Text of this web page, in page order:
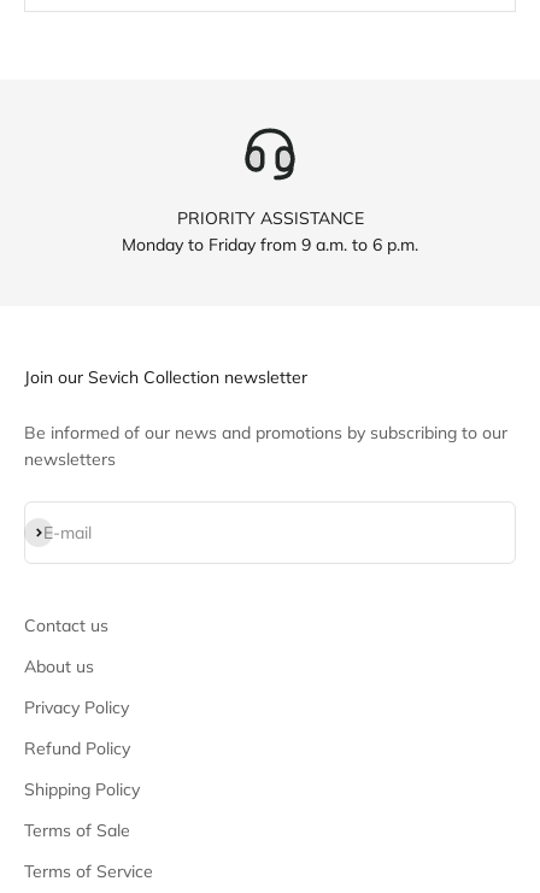
PRIORITY ASSISTANCE
Monday to Friday from 9 a.m. to 6 p.m.
Join our Sevich Collection newsletter
Be informed of our news and promotions by subscribing to our
newsletters
E-mail
Subscribe
Contact us
About us
Privacy Policy
Refund Policy
Shipping Policy
Terms of Sale
Terms of Service